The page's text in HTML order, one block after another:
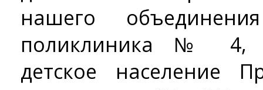
нашего
поликлиника № 4,
детское население